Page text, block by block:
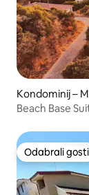
Kondominij –
Beach Base
Odabrali gosti
Odabrali gosti